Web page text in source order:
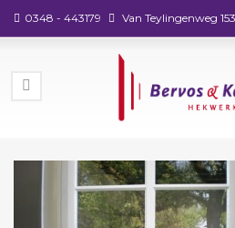
0348 - 443179 Van Teylingenweg